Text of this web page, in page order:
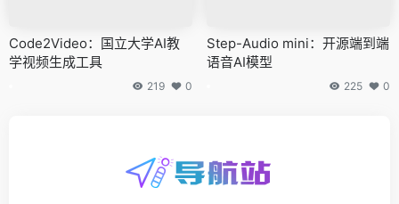
Code2Video：国立大学AI教
学视频生成工具
219 0
Step-Audio mini：开源端到端
语音AI模型
225 0